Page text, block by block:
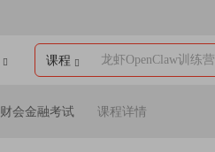
课程 龙虾OpenClaw训练营
财会金融考试 课程详情